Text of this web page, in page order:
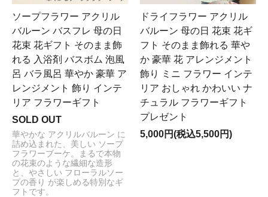
ソープフラワー アクリル
バルーン バスフレ 母の日
花束 花ギフト そのまま飾
れる 入浴剤 バスボム 泡風
呂 バラ風呂 華やか 豪華 ア
レンジメント 飾り インテ
リア フラワーギフト
SOLD OUT
華やかな アクリルバルーン に
詰め込まれた、美しい ソープ
フラワーブーケ。まるで本物
の花束のような繊細な造形
と、やさしい フローラルソー
プの香り が楽しめる特別なギ
フトです。
ドライフラワー アクリル
バルーン 母の日 花束 花ギ
フト そのまま飾れる 華や
か 豪華 花 アレンジメント
飾り ミニ フラワー インテ
リア おしゃれ かわいい ナ
チュラル フラワーギフト
プレゼント
5,000円(税込5,500円)